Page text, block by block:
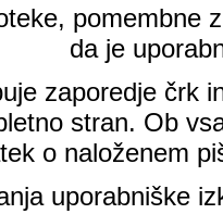
pomembne
da je
zaporedje črk
stran. Ob
o naloženem
uporabniške